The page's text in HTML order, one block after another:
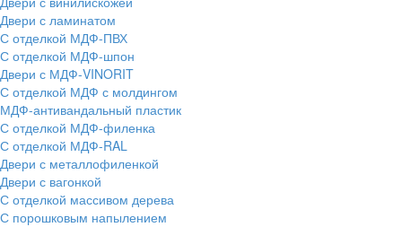
Двери с ламинатом
С отделкой МДФ-ПВХ
С отделкой МДФ-шпон
Двери с МДФ-VINORIT
С отделкой МДФ с молдингом
МДФ-антивандальный пластик
С отделкой МДФ-филенка
С отделкой МДФ-RAL
Двери с металлофиленкой
Двери с вагонкой
С отделкой массивом дерева
С порошковым напылением